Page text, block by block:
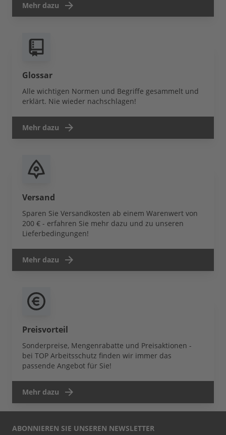
Mehr dazu
Glossar
Alle wichtigen Normen und Begriffe gesammelt und
erklärt. Nie wieder nachschlagen!
Mehr dazu
Versand
Sparen Sie Versandkosten ab einem Warenwert von
200 € - erfahren Sie mehr dazu und zu unseren
Lieferbedingungen!
Mehr dazu
Preisvorteil
Sonderpreise, Mengenrabatte und Preisaktionen -
bei TOP Arbeitsschutz finden wir immer das
passende Angebot für Sie!
Mehr dazu
ABONNIEREN SIE UNSEREN NEWSLETTER